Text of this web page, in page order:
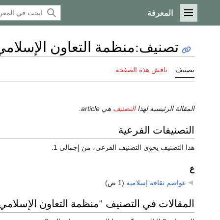
القائمة الرئيسية
المعرفة
تصنيف:منظمة التعاون
تصنيف ناقش هذه الصفحة
المقالة الرئيسية لهذاالتصنيف هي article.
التصنيفات الفرعية
هذا التصنيف يحوي التصنيف الفرعي، من إجمالي 1.
ع
عواصم ثقافة إسلامية (1 ص)
المقالات في التصنيف "منظمة التعاون